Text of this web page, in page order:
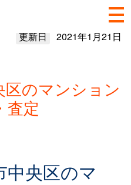
更新日 2021年1月21日
区のマンション
査定
中央区のマ